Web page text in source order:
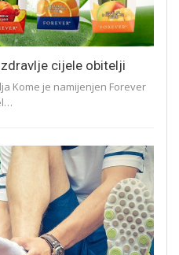
cijele obitelji
Kome je namijenjen Forever